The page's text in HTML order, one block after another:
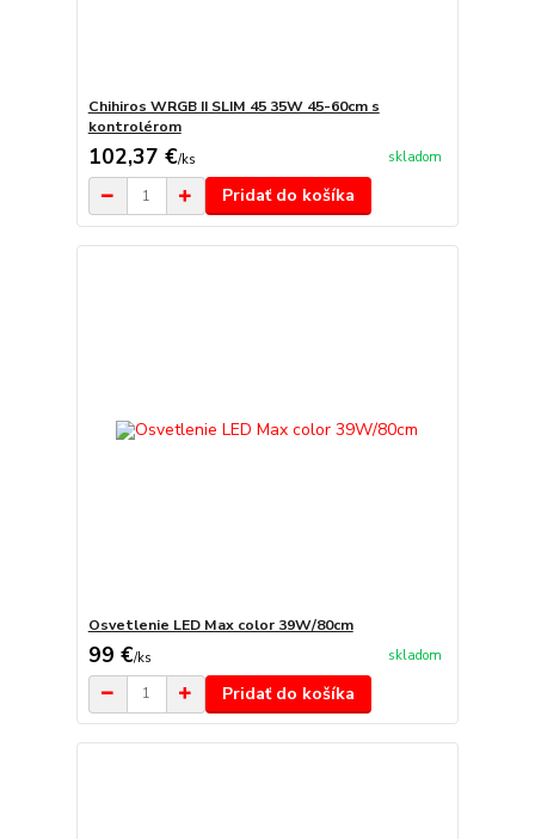
Chihiros WRGB II SLIM 45 35W 45-60cm s
kontrolérom
102,37 €/ks skladom
Pridať do košíka
Osvetlenie LED Max color 39W/80cm
99 €/ks skladom
Pridať do košíka